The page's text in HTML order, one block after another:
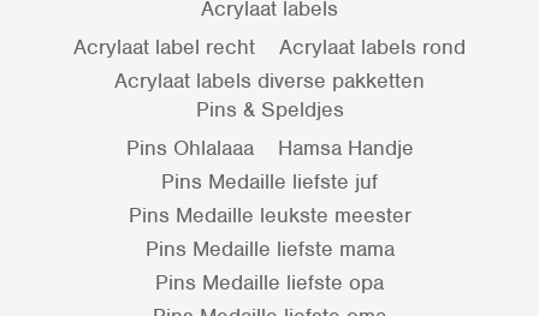
Acrylaat labels
Acrylaat label recht
Acrylaat labels rond
Acrylaat labels diverse pakketten
Pins & Speldjes
Pins Ohlalaaa
Hamsa Handje
Pins Medaille liefste juf
Pins Medaille leukste meester
Pins Medaille liefste mama
Pins Medaille liefste opa